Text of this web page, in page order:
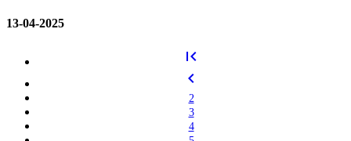
13-04-2025
first_page
chevron_left
2
3
4